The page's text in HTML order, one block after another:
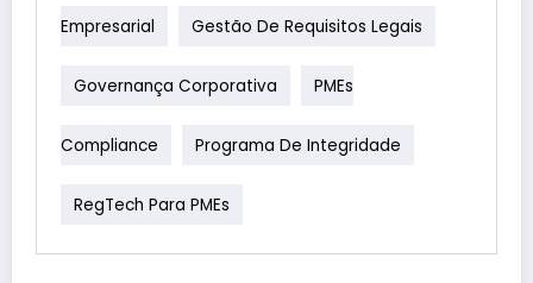
Empresarial Gestão De Requisitos Legais
Governança Corporativa PMEs
Compliance Programa De Integridade
RegTech Para PMEs